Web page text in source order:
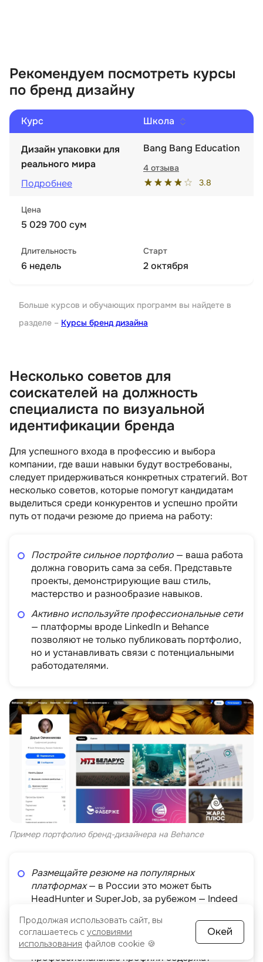
Рекомендуем посмотреть курсы
по бренд дизайну
Курс Школа
Дизайн упаковки для
реального мира
Подробнее
Bang Bang Education
3.8
4 отзыва
Цена
5 029 700 сум
Длительность
6 недель
Старт
2 октября
Больше курсов и обучающих программ вы найдете в
разделе – Курсы бренд дизайна
Несколько советов для
соискателей на должность
специалиста по визуальной
идентификации бренда
Для успешного входа в профессию и выбора
компании, где ваши навыки будут востребованы,
следует придерживаться конкретных стратегий. Вот
несколько советов, которые помогут кандидатам
выделиться среди конкурентов и успешно пройти
путь от подачи резюме до приема на работу:
Постройте сильное портфолио — ваша работа
должна говорить сама за себя. Представьте
проекты, демонстрирующие ваш стиль,
мастерство и разнообразие навыков.
Активно используйте профессиональные сети
— платформы вроде LinkedIn и Behance
позволяют не только публиковать портфолио,
но и устанавливать связи с потенциальными
работодателями.
Пример портфолио бренд-дизайнера на Behance
Размещайте резюме на популярных
платформах— в России это может быть
HeadHunter и SuperJob, за рубежом — Indeed
Регулярно обновляйте свои данные
убедитесь, что ваше портфолио и
профессиональные профили содержат
Продолжая использовать сайт, вы
соглашаетесь с условиями
использования файлов cookie 🍪
Окей